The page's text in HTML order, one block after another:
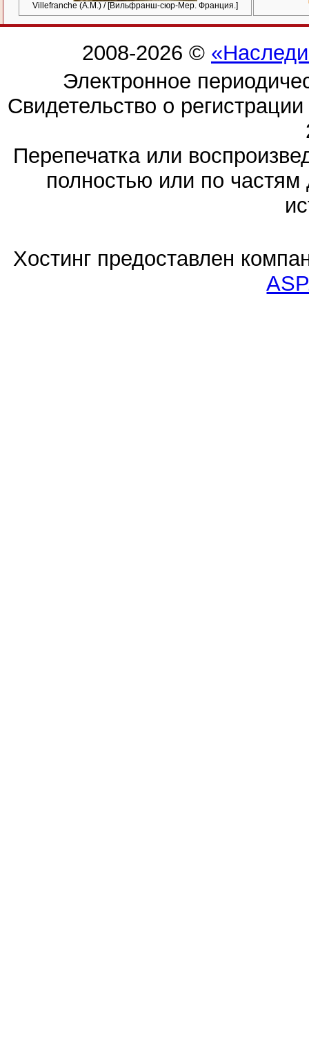
Villefranche (A.M.) / [Вильфранш-сюр-Мер. Франция.]
2008-2026 ©
Электронное
Свидетельство о
Перепечатка или
полностью или по частям
Хостинг предоставлен